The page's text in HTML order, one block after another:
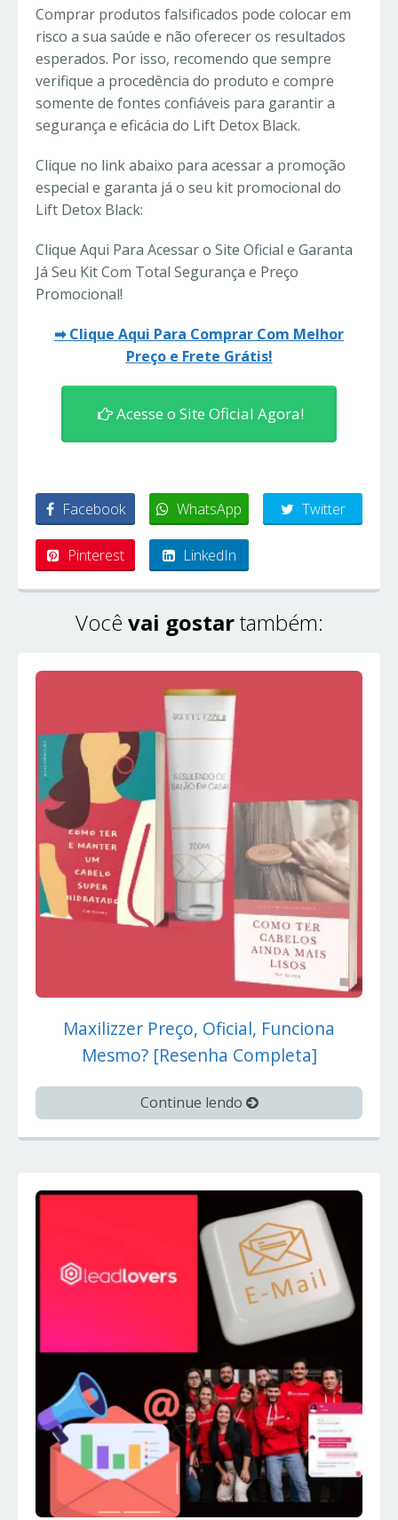
Comprar produtos falsificados pode colocar em
risco a sua saúde e não oferecer os resultados
esperados. Por isso, recomendo que sempre
verifique a procedência do produto e compre
somente de fontes confiáveis para garantir a
segurança e eficácia do Lift Detox Black.
Clique no link abaixo para acessar a promoção
especial e garanta já o seu kit promocional do
Lift Detox Black:
Clique Aqui Para Acessar o Site Oficial e Garanta
Já Seu Kit Com Total Segurança e Preço
Promocional!
➡ Clique Aqui Para Comprar Com Melhor
Preço e Frete Grátis!
Acesse o Site Oficial Agora!
Facebook WhatsApp Twitter
Pinterest LinkedIn
Você vai gostartambém:
Maxilizzer Preço, Oficial, Funciona
Mesmo? [Resenha Completa]
Continue lendo